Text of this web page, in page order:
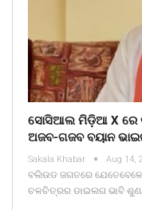
ସୋସିଆଲ ମିଡ଼ିଆ X ରେ
ଅଜବ-ଗଜବ ବୟାନ
Sakala Khabar Aug 14,
ବଲିଉଡ ଜଗତରେ ଯେତେବେଳେ
ଚଳଚିତ୍ରର ଡାଇଲଗ ଭାବି